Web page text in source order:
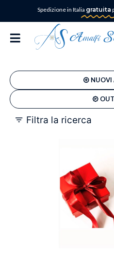
Spedizione in Italia gratuita
NUOVI
Filtra la ricerca